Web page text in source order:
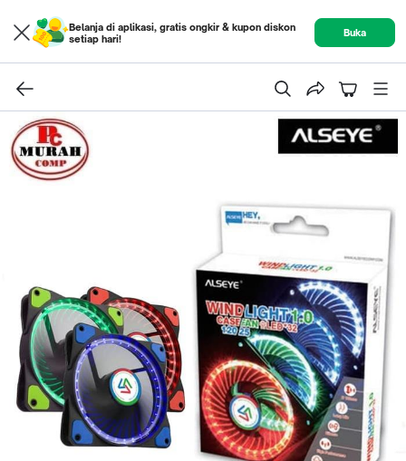
Belanja di aplikasi, gratis ongkir & kupon diskon
setiap hari!
Buka